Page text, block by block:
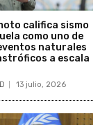
califica sismo
como uno de
naturales
a escala
13 julio, 2026